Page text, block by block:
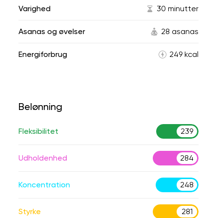
Varighed 30 minutter
Asanas og øvelser 28 asanas
Energiforbrug 249 kcal
Belønning
Fleksibilitet 239
Udholdenhed 284
Koncentration 248
Styrke 281